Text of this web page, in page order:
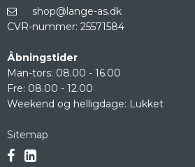
shop@lange-as.dk
CVR-nummer: 25571584
Åbningstider
Man-tors: 08.00 - 16.00
Fre: 08.00 - 12.00
Weekend og helligdage: Lukket
Sitemap